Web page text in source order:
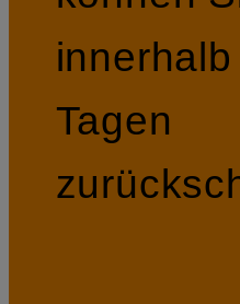
Tagen